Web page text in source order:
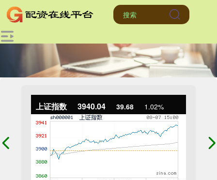
上证指数 3940.04 39.68 1.02%